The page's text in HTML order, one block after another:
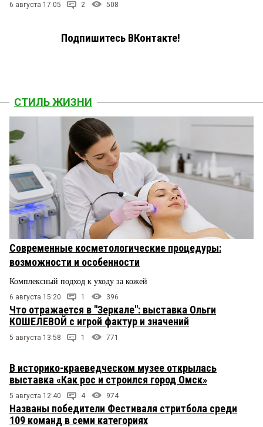
6 августа 17:05 2 508
Подпишитесь ВКонтакте!
СТИЛЬ ЖИЗНИ
Современные косметологические процедуры:
возможности и особенности
Комплексный подход к уходу за кожей
6 августа 15:20 1 396
Что отражается в "Зеркале": выставка Ольги
КОШЕЛЕВОЙ с игрой фактур и значений
5 августа 13:58 1 771
В историко-краеведческом музее открылась
выставка «Как рос и строился город Омск»
5 августа 12:40 4 974
Названы победители Фестиваля стритбола среди
109 команд в семи категориях